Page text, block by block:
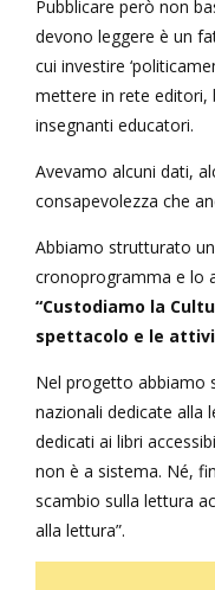
Pubblicare però non
devono leggere è un
cui investire
mettere in rete editori,
insegnanti educatori.
Avevamo alcuni dati,
consapevolezza che
Abbiamo strutturato
cronoprogramma e lo
“Custodiamo la
spettacolo e le
Nel progetto abbiamo
nazionali dedicate alla
dedicati ai libri
non è a sistema. Né,
scambio sulla lettura
alla lettura”.